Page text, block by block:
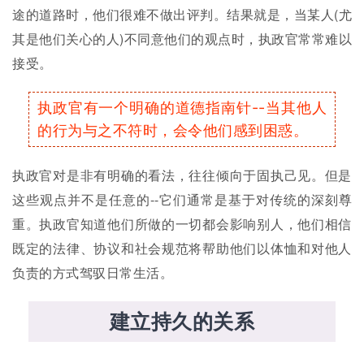
途的道路时，他们很难不做出评判。结果就是，当某人(尤
其是他们关心的人)不同意他们的观点时，执政官常常难以
接受。
执政官有一个明确的道德指南针--当其他人
的行为与之不符时，会令他们感到困惑。
执政官对是非有明确的看法，往往倾向于固执己见。但是
这些观点并不是任意的--它们通常是基于对传统的深刻尊
重。执政官知道他们所做的一切都会影响别人，他们相信
既定的法律、协议和社会规范将帮助他们以体恤和对他人
负责的方式驾驭日常生活。
建立持久的关系